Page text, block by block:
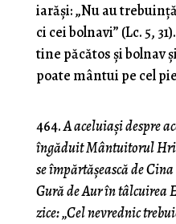
iarăşi: „Nu au
ci cei bolnavi” (Lc. 5,
tine păcătos şi bolnav
poate mântui pe cel
464.A aceluiaşi despre
îngăduit Mântuitorul
se împărtăşească de
Gură de Aur în tâlcuirea
zice: „Cel nevrednic